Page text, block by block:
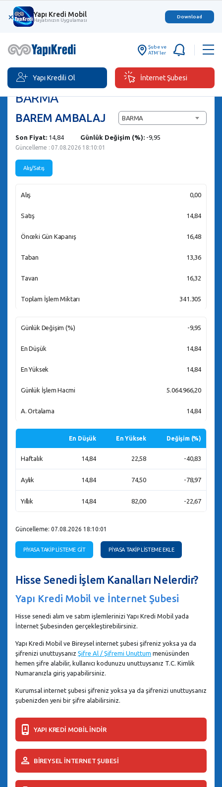
× Yapı Kredi Mobil
Hayatınızın Uygulaması
Download
Şube ve
ATM'ler
Yapı Kredili Ol İnternet Şubesi
Hisse Senedi Al/Sat
BARMA
BAREM AMBALAJ BARMA
Son Fiyat: 14,84 Günlük Değişim (%): -9,95
Güncelleme : 07.08.2026 18:10:01
Alış/Satış
Alış 0,00
Satış 14,84
Önceki Gün Kapanış 16,48
Taban 13,36
Tavan 16,32
Toplam İşlem Miktarı 341.305
Günlük Değişim (%) -9,95
En Düşük 14,84
En Yüksek 14,84
Günlük İşlem Hacmi 5.064.966,20
A. Ortalama 14,84
En Düşük En Yüksek Değişim (%)
Haftalık 14,84 22,58 -40,83
Aylık 14,84 74,50 -78,97
Yıllık 14,84 82,00 -22,67
Güncelleme: 07.08.2026 18:10:01
PİYASA TAKİP LİSTEME GİT PİYASA TAKİP LİSTEME EKLE
Hisse Senedi İşlem Kanalları Nelerdir?
Yapı Kredi Mobil ve İnternet Şubesi
Hisse senedi alım ve satım işlemlerinizi Yapı Kredi Mobil yada
İnternet Şubesinden gerçekleştirebilirsiniz.
Yapı Kredi Mobil ve Bireysel internet şubesi şifreniz yoksa ya da
şifrenizi unuttuysanız Şifre Al / Şifremi Unuttum menüsünden
hemen şifre alabilir, kullanıcı kodunuzu unuttuysanız T.C. Kimlik
Numaranızla giriş yapabilirsiniz.
Kurumsal internet şubesi şifreniz yoksa ya da şifrenizi unuttuysanız
şubenizden yeni bir şifre alabilirsiniz.
YAPI KREDİ MOBİL İNDİR
BİREYSEL İNTERNET ŞUBESİ